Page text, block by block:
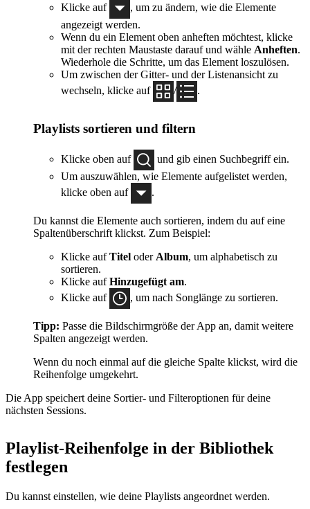
Klicke auf
, um zu ändern, wie die Elemente
angezeigt werden.
Wenn du ein Element oben anheften möchtest, klicke
mit der rechten Maustaste darauf und wähle Anheften.
Wiederhole die Schritte, um das Element loszulösen.
Um zwischen der Gitter- und der Listenansicht zu
wechseln, klicke auf
/ .
Playlists sortieren und filtern
Klicke oben auf
und gib einen Suchbegriff ein.
Um auszuwählen, wie Elemente aufgelistet werden,
klicke oben auf
.
Du kannst die Elemente auch sortieren, indem du auf eine
Spaltenüberschrift klickst. Zum Beispiel:
Klicke aufTitel oder Album, um alphabetisch zu
sortieren.
Klicke aufHinzugefügt am.
Klicke auf
, um nach Songlänge zu sortieren.
Tipp: Passe die Bildschirmgröße der App an, damit weitere
Spalten angezeigt werden.
Wenn du noch einmal auf die gleiche Spalte klickst, wird die
Reihenfolge umgekehrt.
Die App speichert deine Sortier- und Filteroptionen für deine
nächsten Sessions.
Playlist-Reihenfolge in der Bibliothek
festlegen
Du kannst einstellen, wie deine Playlists angeordnet werden.